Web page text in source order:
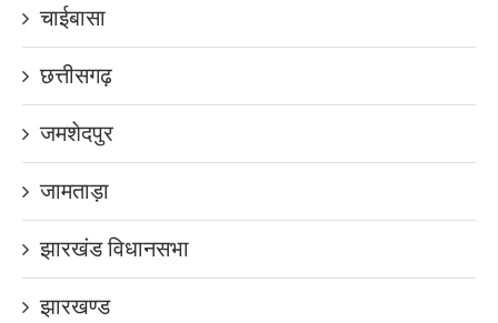
चाईबासा
छत्तीसगढ़
जमशेदपुर
जामताड़ा
झारखंड विधानसभा
झारखण्ड